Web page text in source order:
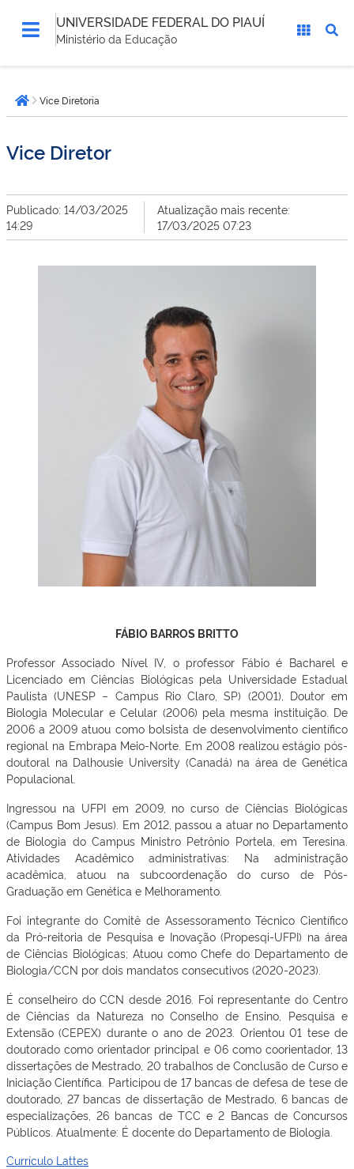
UNIVERSIDADE FEDERAL DO PIAUÍ
Ministério da Educação
está
aqui:Página inicial
Vice Diretoria
Vice Diretor
Publicado: 14/03/2025
14:29
Atualização mais recente:
17/03/2025 07:23
FÁBIO BARROS BRITTO
Professor Associado Nível IV, o professor Fábio é Bacharel e
Licenciado em Ciências Biológicas pela Universidade Estadual
Paulista (UNESP – Campus Rio Claro, SP) (2001), Doutor em
Biologia Molecular e Celular (2006) pela mesma instituição. De
2006 a 2009 atuou como bolsista de desenvolvimento científico
regional na Embrapa Meio-Norte. Em 2008 realizou estágio pós-
doutoral na Dalhousie University (Canadá) na área de Genética
Populacional.
Ingressou na UFPI em 2009, no curso de Ciências Biológicas
(Campus Bom Jesus). Em 2012, passou a atuar no Departamento
de Biologia do Campus Ministro Petrônio Portela, em Teresina.
Atividades Acadêmico administrativas: Na administração
acadêmica, atuou na subcoordenação do curso de Pós-
Graduação em Genética e Melhoramento.
Foi integrante do Comitê de Assessoramento Técnico Científico
da Pró-reitoria de Pesquisa e Inovação (Propesqi-UFPI) na área
de Ciências Biológicas; Atuou como Chefe do Departamento de
Biologia/CCN por dois mandatos consecutivos (2020-2023).
É conselheiro do CCN desde 2016. Foi representante do Centro
de Ciências da Natureza no Conselho de Ensino, Pesquisa e
Extensão (CEPEX) durante o ano de 2023. Orientou 01 tese de
doutorado como orientador principal e 06 como coorientador, 13
dissertações de Mestrado, 20 trabalhos de Conclusão de Curso e
Iniciação Científica. Participou de 17 bancas de defesa de tese de
doutorado, 27 bancas de dissertação de Mestrado, 6 bancas de
especializações, 26 bancas de TCC e 2 Bancas de Concursos
Públicos. Atualmente: É docente do Departamento de Biologia.
Currículo Lattes